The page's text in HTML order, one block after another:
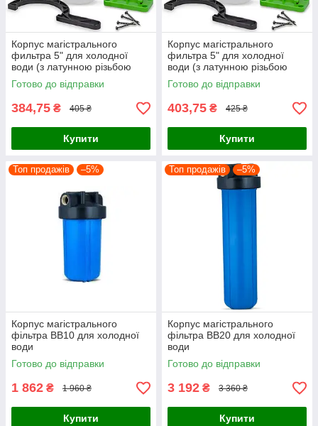
Корпус магістрального
фильтра 5" для холодної
води (з латунною різьбою
L1/2)
Готово до відправки
384,75 ₴ 405 ₴
Купити
Корпус магістрального
фильтра 5" для холодної
води (з латунною різьбою
L3/4)
Готово до відправки
403,75 ₴ 425 ₴
Купити
Топ продажів –5%
Корпус магістрального
фільтра ВВ10 для холодної
води
Готово до відправки
1 862 ₴ 1 960 ₴
Купити
Топ продажів –5%
Корпус магістрального
фільтра ВВ20 для холодної
води
Готово до відправки
3 192 ₴ 3 360 ₴
Купити